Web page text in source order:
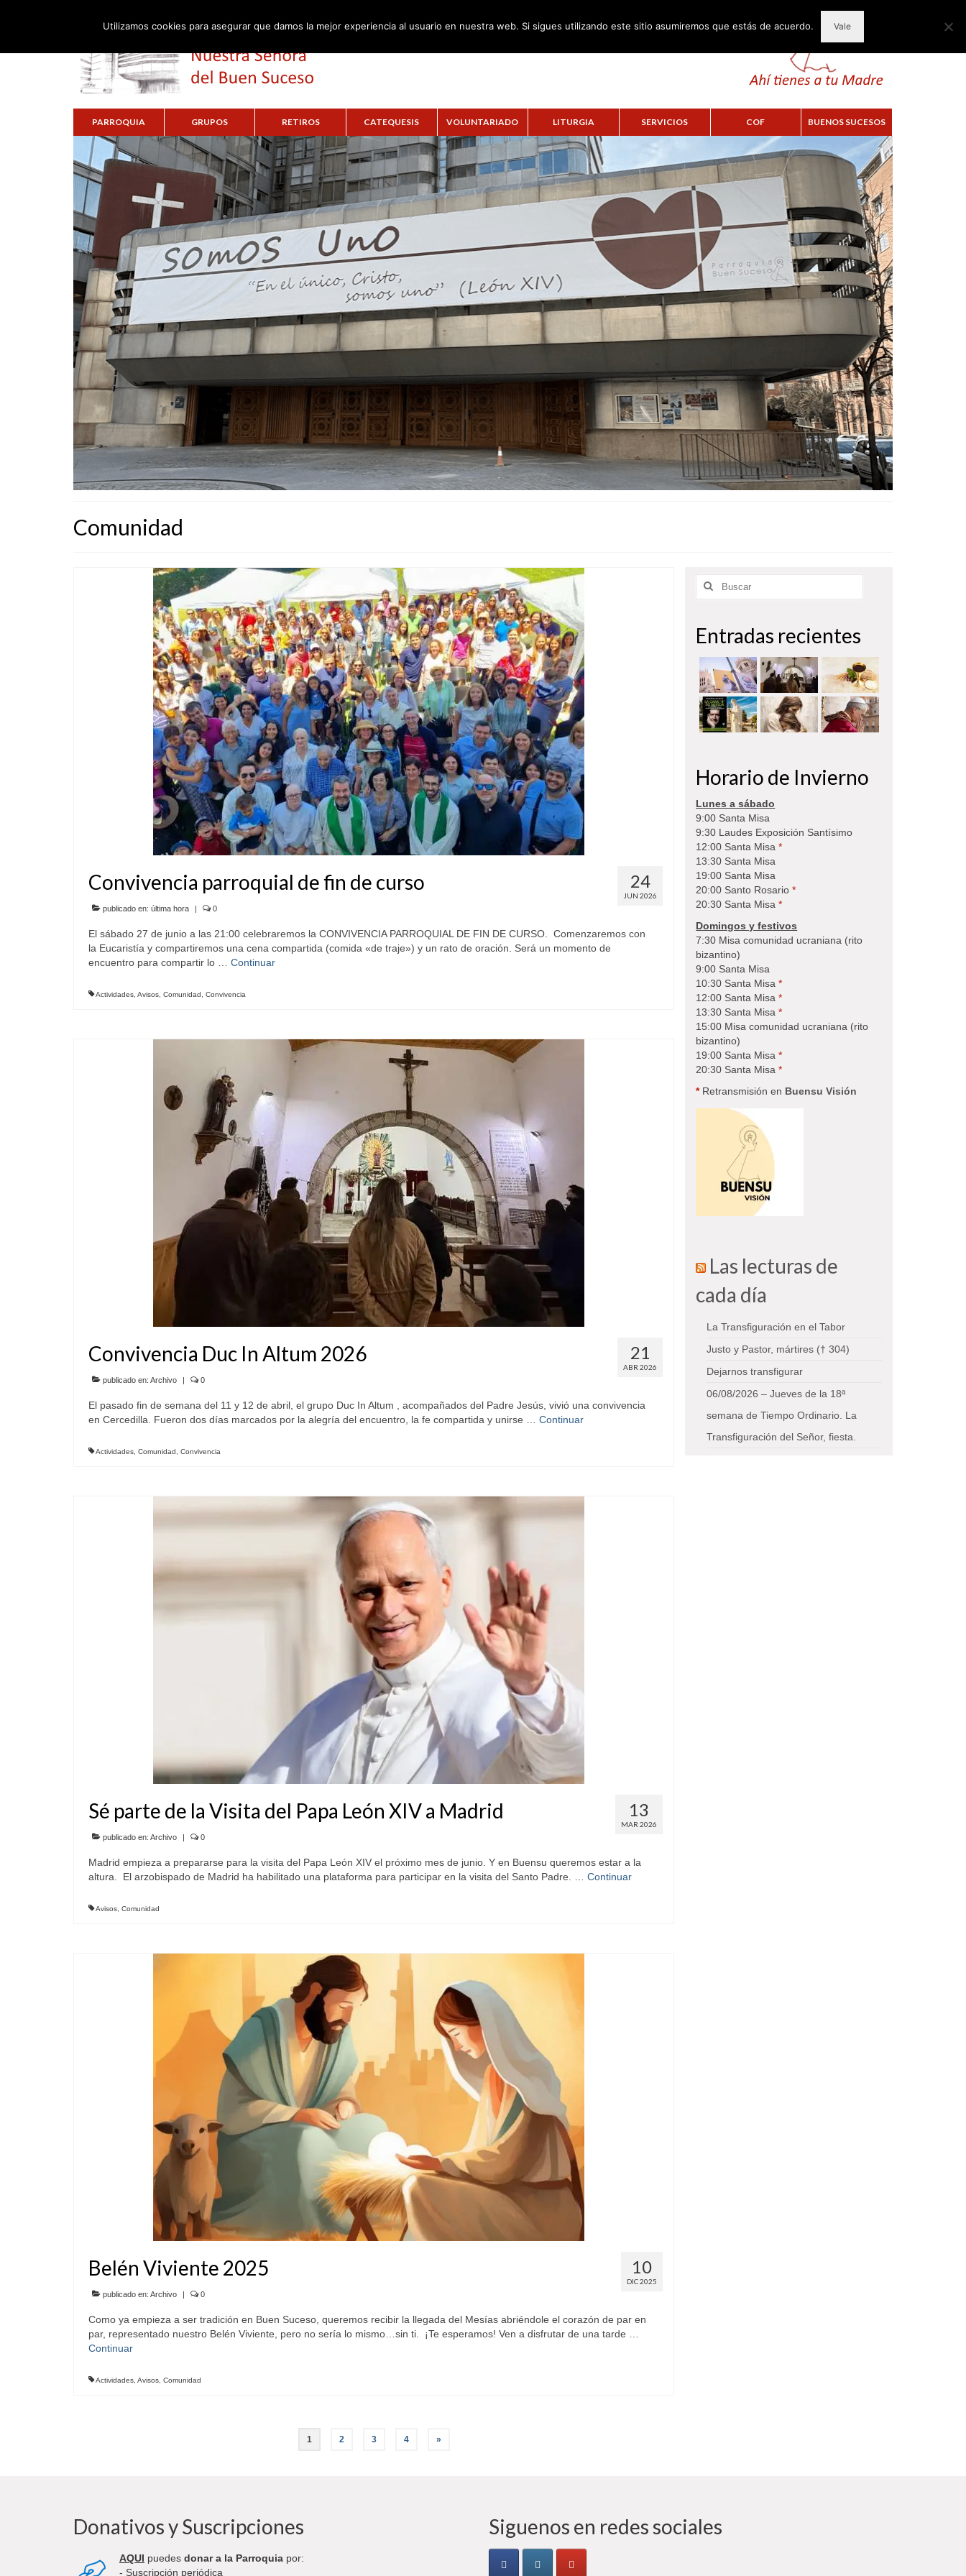
PARROQUIA GRUPOS RETIROS CATEQUESIS VOLUNTARIADO LITURGIA SERVICIOS COF BUENOS SUCESOS
Comunidad
24
JUN 2026
Convivencia parroquial de fin de curso
publicado en: última hora | 0
El sábado 27 de junio a las 21:00 celebraremos la CONVIVENCIA PARROQUIAL DE FIN DE CURSO. Comenzaremos con
la Eucaristía y compartiremos una cena compartida (comida «de traje») y un rato de oración. Será un momento de
encuentro para compartir lo … Continuar
Actividades Avisos Comunidad Convivencia
21
ABR 2026
Convivencia Duc In Altum 2026
publicado en: Archivo | 0
El pasado fin de semana del 11 y 12 de abril, el grupo Duc In Altum , acompañados del Padre Jesús, vivió una convivencia
en Cercedilla. Fueron dos días marcados por la alegría del encuentro, la fe compartida y unirse … Continuar
Actividades Comunidad Convivencia
13
MAR 2026
Sé parte de la Visita del Papa León XIV a Madrid
publicado en: Archivo | 0
Madrid empieza a prepararse para la visita del Papa León XIV el próximo mes de junio. Y en Buensu queremos estar a la
altura. El arzobispado de Madrid ha habilitado una plataforma para participar en la visita del Santo Padre. … Continuar
Avisos Comunidad
10
DIC 2025
Belén Viviente 2025
publicado en: Archivo | 0
Como ya empieza a ser tradición en Buen Suceso, queremos recibir la llegada del Mesías abriéndole el corazón de par en
par, representado nuestro Belén Viviente, pero no sería lo mismo…sin ti. ¡Te esperamos! Ven a disfrutar de una tarde …
Continuar
Actividades Avisos Comunidad
1 2 3 4 »
Buscar
por:
Entradas recientes
Horario de Invierno
Lunes a sábado
9:00 Santa Misa
9:30 Laudes Exposición Santísimo
12:00 Santa Misa*
13:30 Santa Misa
19:00 Santa Misa
20:00 Santo Rosario*
20:30 Santa Misa*
Domingos y festivos
7:30 Misa comunidad ucraniana (rito
bizantino)
9:00 Santa Misa
10:30 Santa Misa*
12:00 Santa Misa*
13:30 Santa Misa*
15:00 Misa comunidad ucraniana (rito
bizantino)
19:00 Santa Misa*
20:30 Santa Misa*
*Retransmisión en Buensu Visión
Las lecturas de
cada día
La Transfiguración en el Tabor
Justo y Pastor, mártires († 304)
Dejarnos transfigurar
06/08/2026 – Jueves de la 18ª
semana de Tiempo Ordinario. La
Transfiguración del Señor, fiesta.
Donativos y Suscripciones
AQUI puedes donar a la Parroquia por:
- Suscripción periódica
Siguenos en redes sociales
Utilizamos cookies para asegurar que damos la mejor experiencia al usuario en nuestra web. Si sigues utilizando este sitio asumiremos que estás de acuerdo. Vale